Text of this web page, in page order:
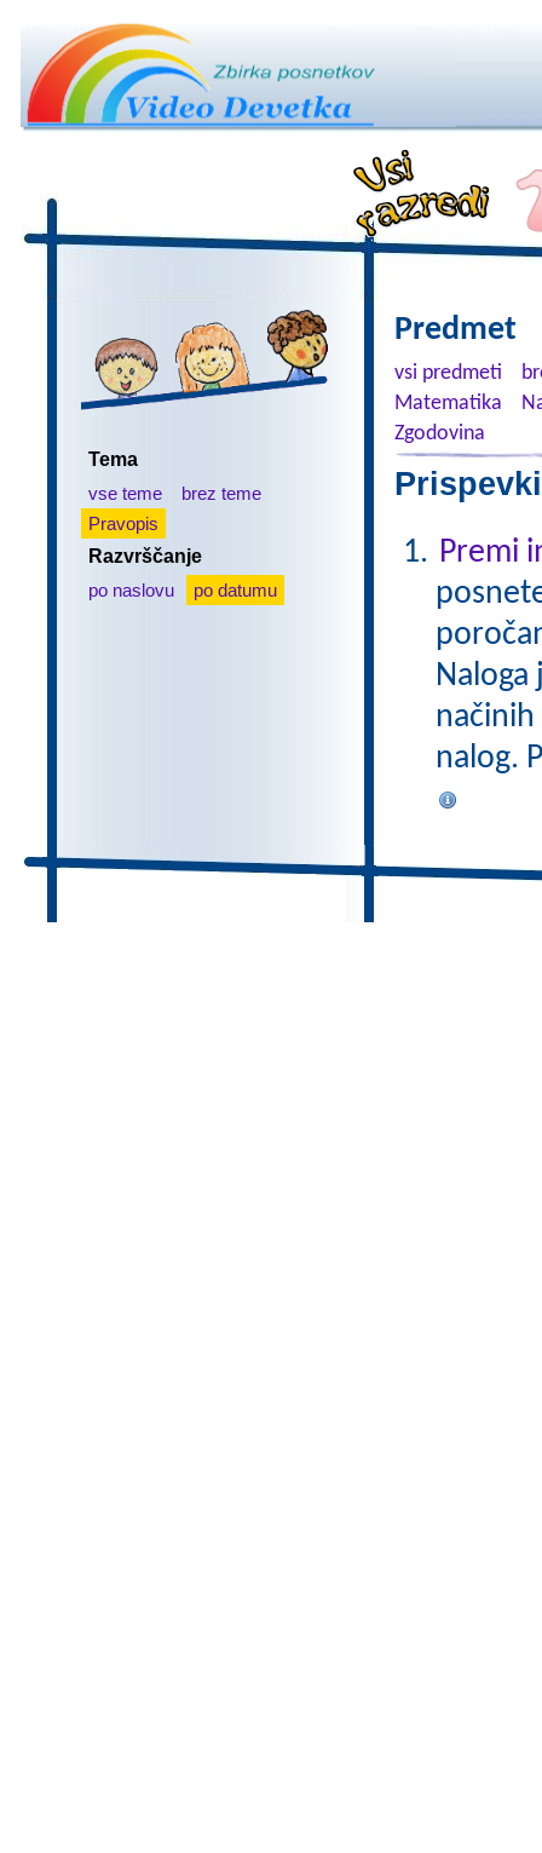
Tema
vse teme
brez teme
Pravopis
Razvrščanje
po naslovu
po datumu
Predmet
vsi predmeti
Matematika
Zgodovina
Premi
Naloga
načinih
nalog.